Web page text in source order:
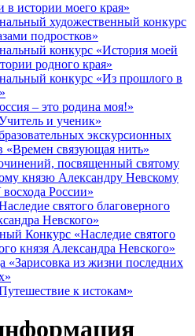
в истории моего края»
художественный конкурс
подростков»
конкурс «История моей
родного края»
конкурс «Из прошлого в
– это родина моя!»
и ученик»
экскурсионных
«Времен связующая нить»
посвященный святому
князю Александру Невскому
России»
святого благоверного
Невского»
Конкурс «Наследие святого
князя Александра Невского»
«Зарисовка из жизни последних
к истокам»